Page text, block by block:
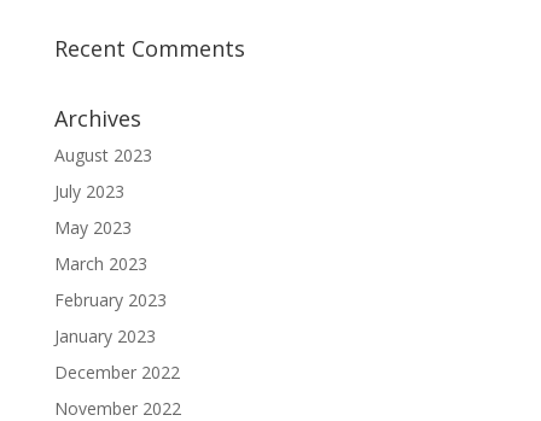
Recent Comments
Archives
August 2023
July 2023
May 2023
March 2023
February 2023
January 2023
December 2022
November 2022